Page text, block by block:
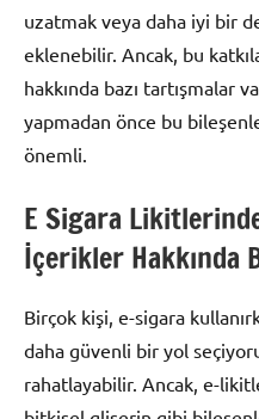
uzatmak veya daha iyi bir
eklenebilir. Ancak, bu
hakkında bazı tartışmalar
yapmadan önce bu
önemli.
E Sigara
İçerikler Hakkında
Birçok kişi, e-sigara
daha güvenli bir yol
rahatlayabilir. Ancak, e-